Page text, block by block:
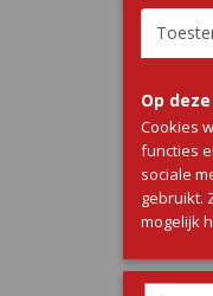
Op
Cookies
functies
sociale
gebruikt.
mogelijk